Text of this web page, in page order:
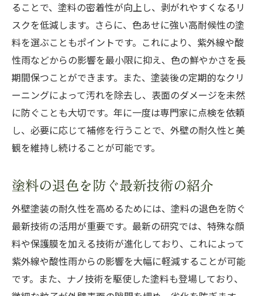
ることで、塗料の密着性が向上し、剥がれやすくなるリ
スクを低減します。さらに、色あせに強い高耐候性の塗
料を選ぶこともポイントです。これにより、紫外線や酸
性雨などからの影響を最小限に抑え、色の鮮やかさを長
期間保つことができます。また、塗装後の定期的なクリ
ーニングによって汚れを除去し、表面のダメージを未然
に防ぐことも大切です。年に一度は専門家に点検を依頼
し、必要に応じて補修を行うことで、外壁の耐久性と美
観を維持し続けることが可能です。
塗料の退色を防ぐ最新技術の紹介
外壁塗装の耐久性を高めるためには、塗料の退色を防ぐ
最新技術の活用が重要です。最新の研究では、特殊な顔
料や保護膜を加える技術が進化しており、これによって
紫外線や酸性雨からの影響を大幅に軽減することが可能
です。また、ナノ技術を駆使した塗料も登場しており、